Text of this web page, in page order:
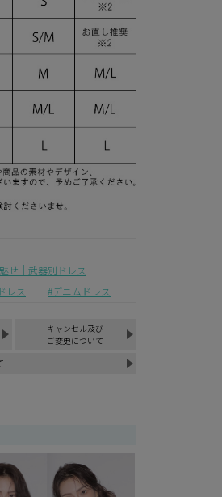
せ｜武器別ドレス
レス デニムドレス
キャンセル及び
ご変更について